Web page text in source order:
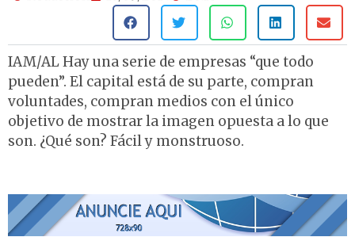
IAM/AL Hay una serie de empresas “que todo
pueden”. El capital está de su parte, compran
voluntades, compran medios con el único
objetivo de mostrar la imagen opuesta a lo que
son. ¿Qué son? Fácil y monstruoso.